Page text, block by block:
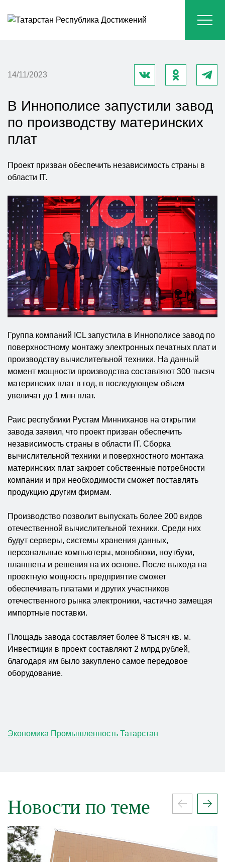
14/11/2023
В Иннополисе запустили завод
по производству материнских
плат
Проект призван обеспечить независимость страны в
области IT.
Группа компаний ICL запустила в Иннополисе завод по
поверхностному монтажу электронных печатных плат и
производству вычислительной техники. На данный
момент мощности производства составляют 300 тысяч
материнских плат в год, в последующем объем
увеличат до 1 млн плат.
Раис республики Рустам Минниханов на открытии
завода заявил, что проект призван обеспечить
независимость страны в области IT. Сборка
вычислительной техники и поверхностного монтажа
материнских плат закроет собственные потребности
компании и при необходимости сможет поставлять
продукцию другим фирмам.
Производство позволит выпускать более 200 видов
отечественной вычислительной техники. Среди них
будут серверы, системы хранения данных,
персональные компьютеры, моноблоки, ноутбуки,
планшеты и решения на их основе. После выхода на
проектную мощность предприятие сможет
обеспечивать платами и других участников
отечественного рынка электроники, частично замещая
импортные поставки.
Площадь завода составляет более 8 тысяч кв. м.
Инвестиции в проект составляют 2 млрд рублей,
благодаря им было закуплено самое передовое
оборудование.
Экономика Промышленность Татарстан
Новости по теме